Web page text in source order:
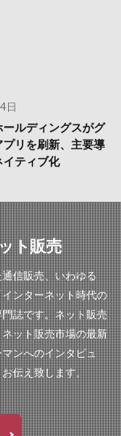
日
ールディングスがグ
プリを刷新、主要導
ティブ化
ト販売
信販売、いわゆる
ンターネット時代の
誌です。ネット販売
ット販売市場の最新
ンへのインタビュ
伝え致します。